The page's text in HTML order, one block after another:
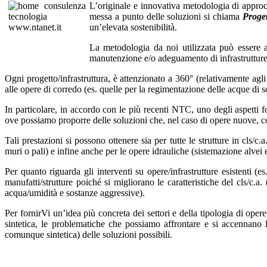
L’originale e innovativa metodologia di
messa a punto delle soluzioni si chiama
un’elevata sostenibilità.
La metodologia da noi utilizzata può
manutenzione e/o adeguamento di
Ogni progetto/infrastruttura, è attenzionato a 360° (relativamente
alle opere di corredo (es. quelle per la regimentazione delle acque di
In particolare, in accordo con le più recenti NTC, uno degli aspetti
ove possiamo proporre delle soluzioni che, nel caso di opere
Tali prestazioni si possono ottenere sia per tutte le strutture in cls/
muri o pali) e infine anche per le opere idrauliche (sistemazione
Per quanto riguarda gli interventi su opere/infrastrutture esistenti
manufatti/strutture poiché si migliorano le caratteristiche del cls/
acqua/umidità e sostanze aggressive).
Per fornirVi un’idea più concreta dei settori e della tipologia di
sintetica, le problematiche che possiamo affrontare e si
comunque sintetica) delle soluzioni possibili.